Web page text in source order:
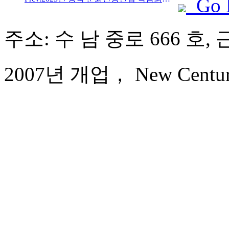
Go
주소: 수 남 중로 666 호,
2007년 개업， New